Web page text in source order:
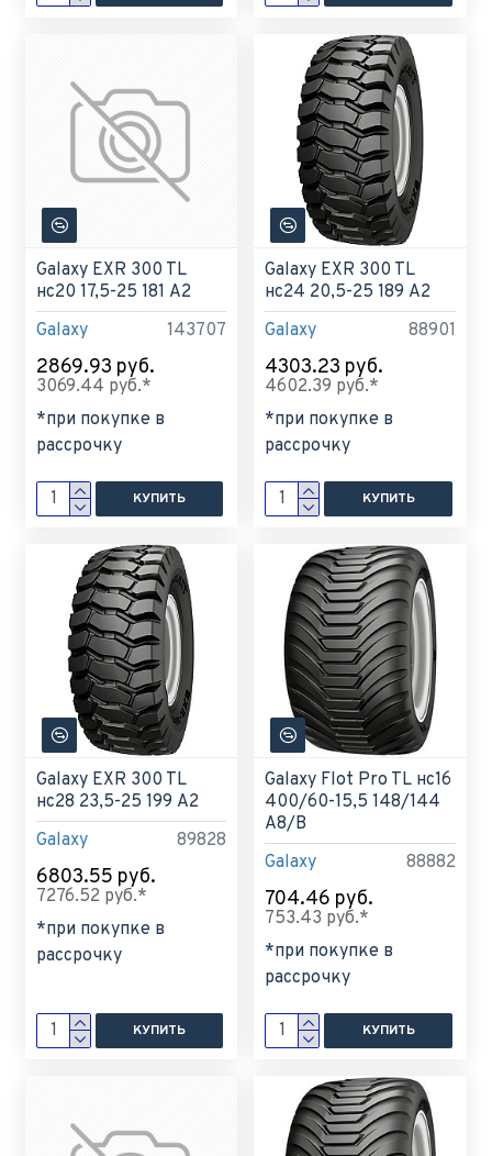
Galaxy 143707
Galaxy EXR 300 TL
нс20 17,5-25 181 A2
2869.93 руб.
3069.44 руб.*
*при покупке в
рассрочку
КУПИТЬ
Galaxy 88901
Galaxy EXR 300 TL
нс24 20,5-25 189 A2
4303.23 руб.
4602.39 руб.*
*при покупке в
рассрочку
КУПИТЬ
Galaxy 89828
Galaxy EXR 300 TL
нс28 23,5-25 199 A2
6803.55 руб.
7276.52 руб.*
*при покупке в
рассрочку
КУПИТЬ
Galaxy 88882
Galaxy Flot Pro TL нс16
400/60-15,5 148/144
A8/B
704.46 руб.
753.43 руб.*
*при покупке в
рассрочку
КУПИТЬ